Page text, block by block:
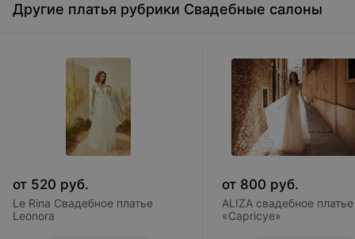
Другие платья рубрики Свадебные салоны
от 520 руб.
Le Rina Свадебное платье
Leonora
от 800 руб.
ALIZA свадебное платье
«Capricye»